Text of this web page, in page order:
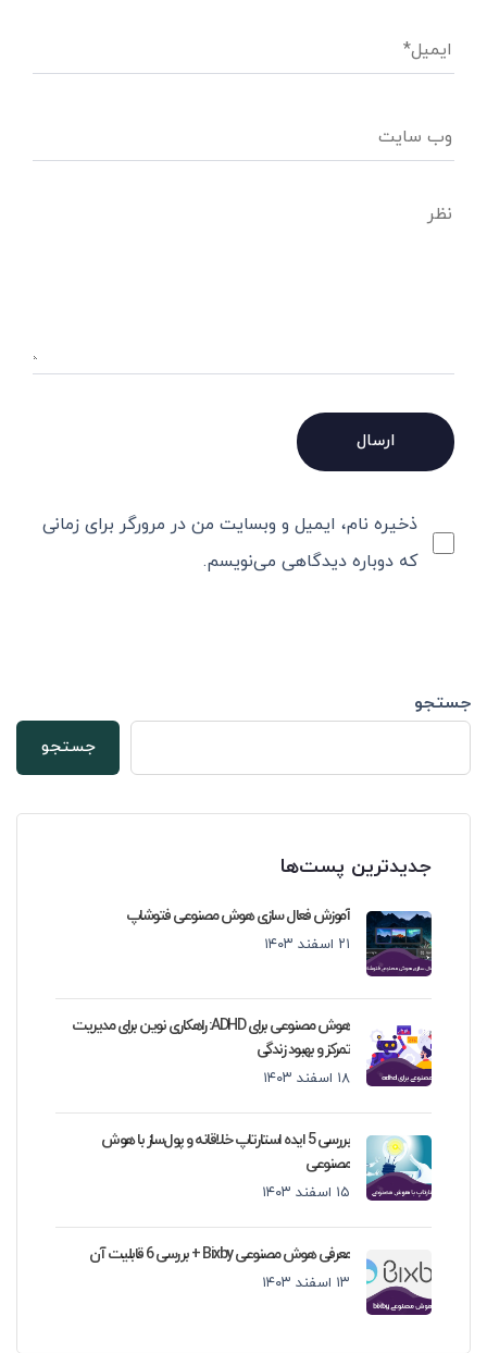
ذخیره نام، ایمیل و وبسایت من در مرورگر برای زمانی
که دوباره دیدگاهی می‌نویسم.
جستجو
جستجو
جدیدترین پست‌ها
آموزش فعال سازی هوش مصنوعی فتوشاپ
۲۱ اسفند ۱۴۰۳
هوش مصنوعی برای ADHD: راهکاری نوین برای مدیریت
تمرکز و بهبود زندگی
۱۸ اسفند ۱۴۰۳
بررسی 5 ایده استارتاپ خلاقانه و پول‌ساز با هوش
مصنوعی
۱۵ اسفند ۱۴۰۳
معرفی هوش مصنوعی Bixby + بررسی 6 قابلیت آن
۱۳ اسفند ۱۴۰۳